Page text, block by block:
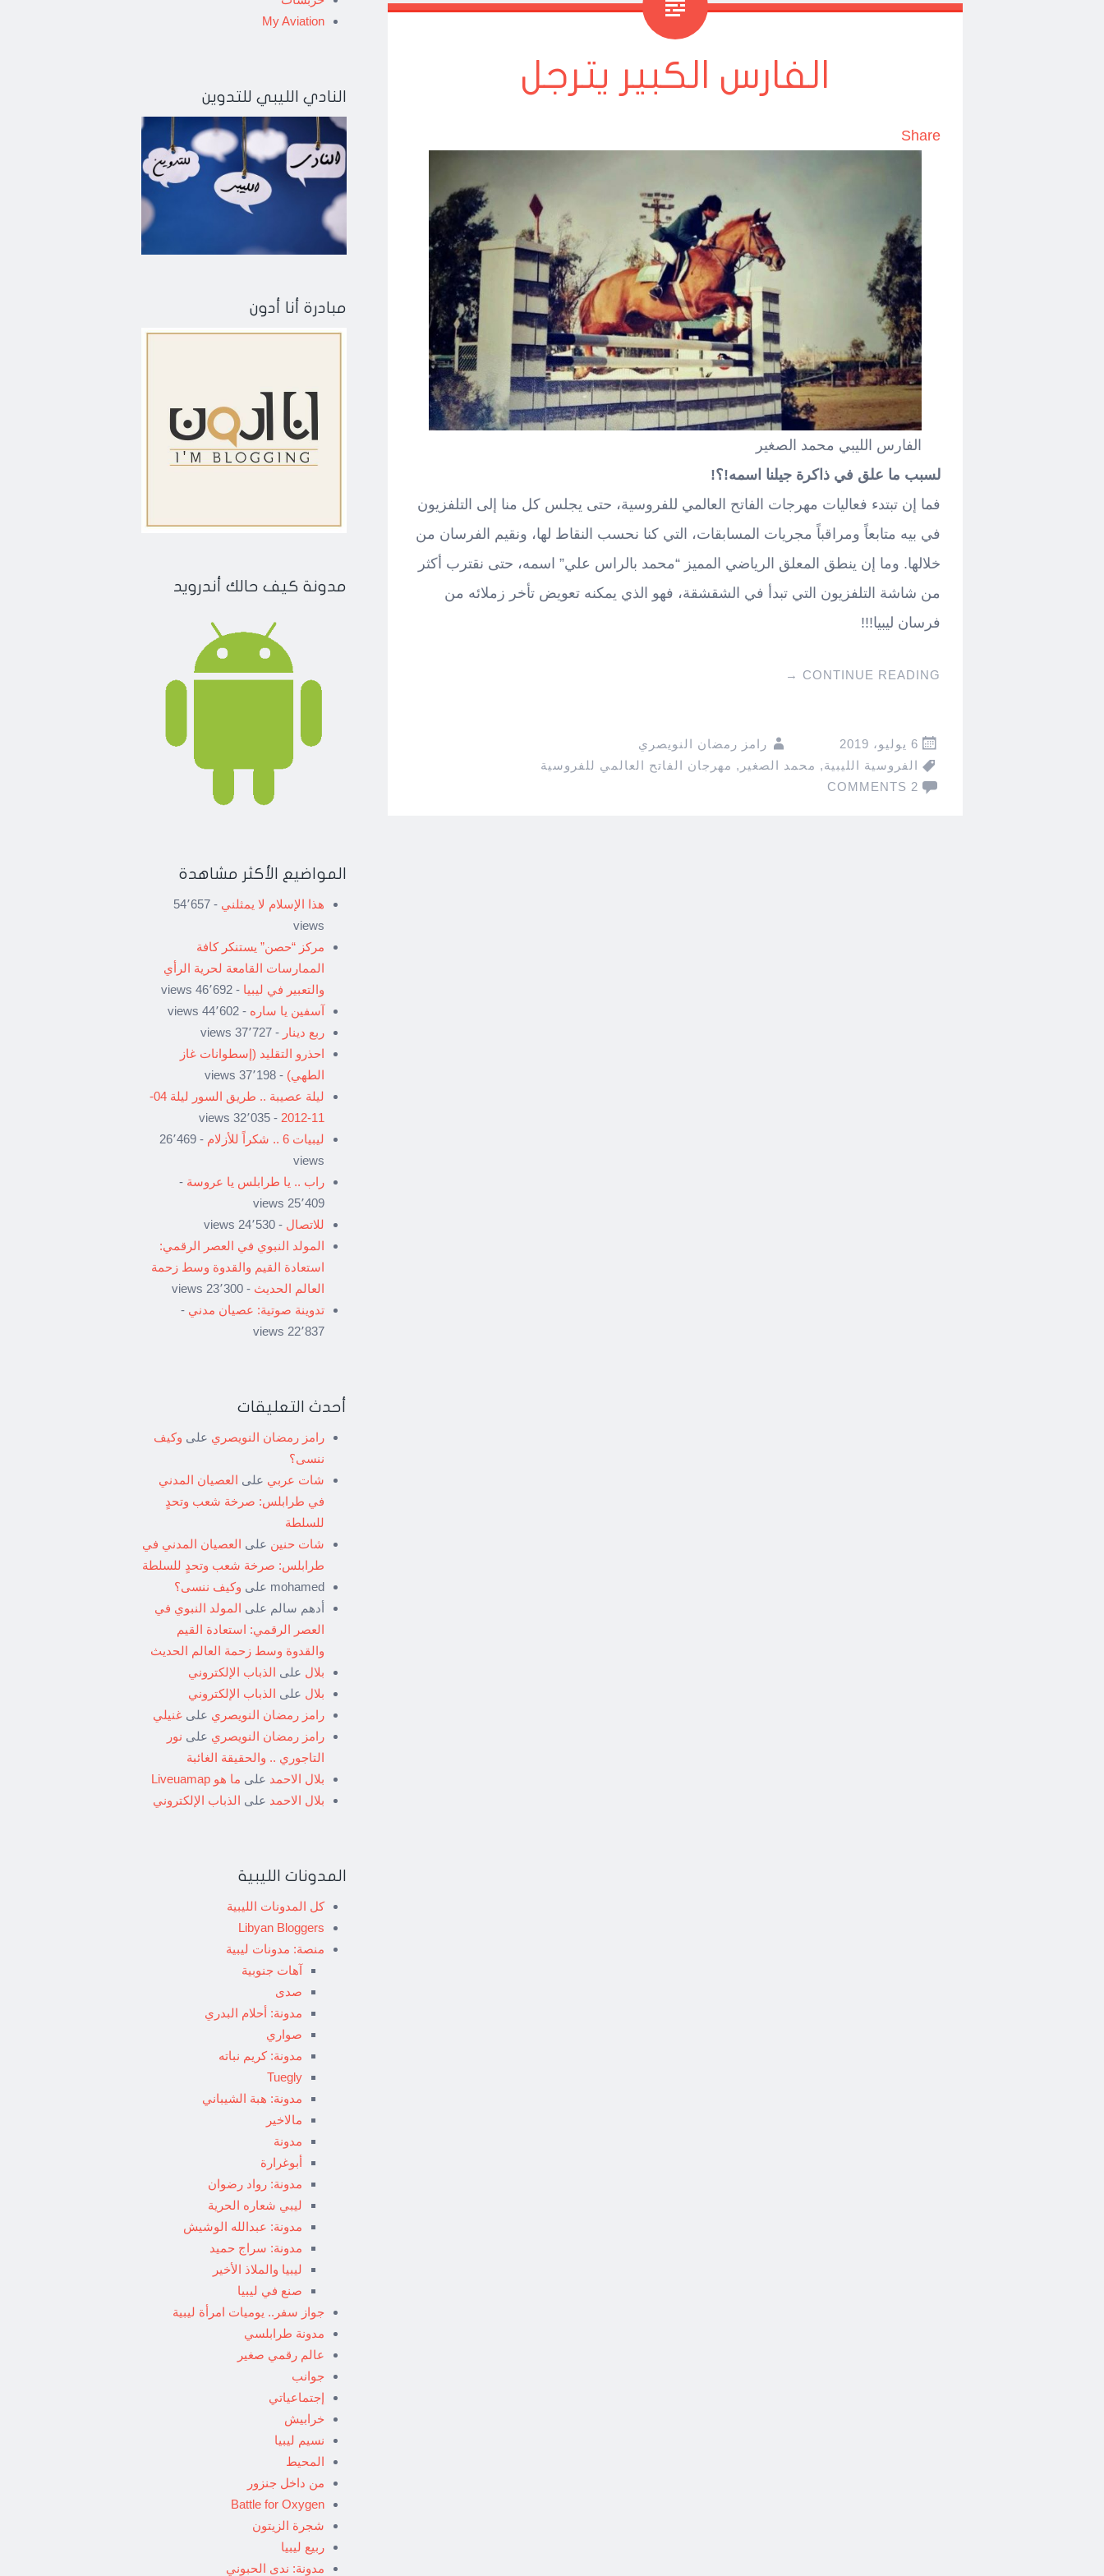
الفارس الكبير يترجل
Share
الفارس الليبي محمد الصغير
لسبب ما علق في ذاكرة جيلنا اسمه!؟!
فما إن تبتدء فعاليات مهرجات الفاتح العالمي للفروسية، حتى يجلس كل منا إلى التلفزيون
في بيه متابعاً ومراقباً مجريات المسابقات، التي كنا نحسب النقاط لها، ونقيم الفرسان من
خلالها. وما إن ينطق المعلق الرياضي المميز “محمد بالراس علي” اسمه، حتى نقترب أكثر
من شاشة التلفزيون التي تبدأ في الشقشقة، فهو الذي يمكنه تعويض تأخر زملائه من
فرسان ليبيا!!!
CONTINUE READING
→
6 يوليو، 2019
رامز رمضان النويصري
الفروسية الليبية, محمد الصغير , مهرجان الفاتح العالمي للفروسية
2 COMMENTS
My Aviation
النادي الليبي للتدوين
مبادرة أنا أدون
مدونة كيف حالك أندرويد
المواضيع الأكثر مشاهدة
هذا الإسلام لا يمثلني
- 54٬657
views
مركز “حصن” يستنكر كافة
الممارسات القامعة لحرية الرأي
والتعبير في ليبيا - 46٬692 views
آسفين يا ساره - 44٬602 views
ربع دينار - 37٬727 views
احذرو التقليد (إسطوانات غاز
الطهي) - 37٬198 views
ليلة عصيبة .. طريق السور ليلة 04-
11-2012
- 32٬035 views
ليبيات 6 .. شكراً للأزلام
- 26٬469
views
راب .. يا طرابلس يا عروسة -
25٬409 views
للاتصال - 24٬530 views
المولد النبوي في العصر الرقمي:
استعادة القيم والقدوة وسط زحمة
العالم الحديث - 23٬300 views
تدوينة صوتية: عصيان مدني -
22٬837 views
أحدث التعليقات
رامز رمضان النويصري على وكيف
ننسى؟
شات عربي على العصيان المدني
في طرابلس: صرخة شعب وتحدٍ
للسلطة
شات حنين على العصيان المدني في
طرابلس: صرخة شعب وتحدٍ للسلطة
mohamed على وكيف ننسى؟
أدهم سالم على المولد النبوي في
العصر الرقمي: استعادة القيم
والقدوة وسط زحمة العالم الحديث
بلال على الذباب الإلكتروني
بلال على الذباب الإلكتروني
رامز رمضان النويصري على غنيلي
رامز رمضان النويصري على نور
التاجوري .. والحقيقة الغائبة
بلال الاحمد على ما هو Liveuamap
بلال الاحمد على الذباب الإلكتروني
المدونات الليبية
كل المدونات الليبية
Libyan Bloggers
منصة: مدونات ليبية
آهات جنوبية
صدى
مدونة: أحلام البدري
صواري
مدونة: كريم نباته
Tuegly
مدونة: هبة الشيباني
مالاخير
مدونة
أبوغرارة
مدونة: رواد رضوان
ليبي شعاره الحرية
مدونة: عبدالله الوشيش
مدونة: سراج حميد
ليبيا والملاذ الأخير
صنع في ليبيا
جواز سفر.. يوميات امرأة ليبية
مدونة طرابلسي
عالم رقمي صغير
جوانب
إجتماعياتي
خرابيش
نسيم ليبيا
المحيط
من داخل جنزور
Battle for Oxygen
شجرة الزيتون
ربيع ليبيا
مدونة: ندى الحبوني